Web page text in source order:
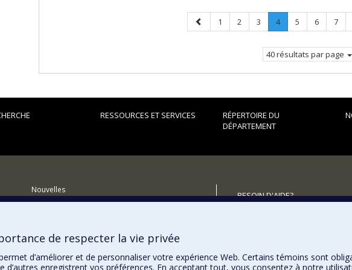
Page
précédente
Page
1 Page
2 Page
3 Page
4.
Page
Page
5 Page
6 Page
7
40 résultats par page
RESSOURCES ET SERVICES
RÉPERTOIRE DU
DÉPARTEMENT
Nouvelles
BESOIN D'AIDE?
de respecter la vie privée
d’améliorer et de personnaliser votre expérience Web. Certains témoins sont
d’autres enregistrent vos préférences. En acceptant tout, vous consentez à notre